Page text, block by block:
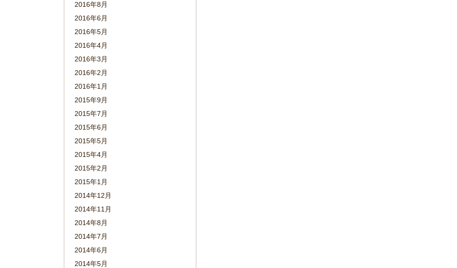
2016年8月
2016年6月
2016年5月
2016年4月
2016年3月
2016年2月
2016年1月
2015年9月
2015年7月
2015年6月
2015年5月
2015年4月
2015年2月
2015年1月
2014年12月
2014年11月
2014年8月
2014年7月
2014年6月
2014年5月